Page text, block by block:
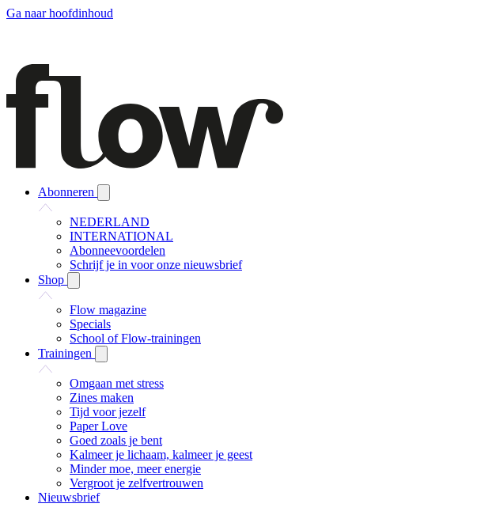
Ga naar hoofdinhoud
Abonneren
NEDERLAND
INTERNATIONAL
Abonneevoordelen
Schrijf je in voor onze nieuwsbrief
Shop
Flow magazine
Specials
School of Flow-trainingen
Trainingen
Omgaan met stress
Zines maken
Tijd voor jezelf
Paper Love
Goed zoals je bent
Kalmeer je lichaam, kalmeer je geest
Minder moe, meer energie
Vergroot je zelfvertrouwen
Nieuwsbrief